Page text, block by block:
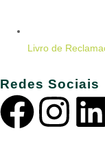
Livro de
Redes Sociais